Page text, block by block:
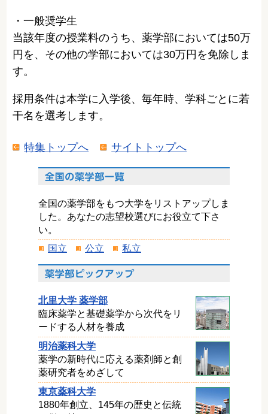
・一般奨学生
当該年度の授業料のうち、薬学部においては50万
円を、その他の学部においては30万円を免除しま
す。
採用条件は本学に入学後、毎年時、学科ごとに若
干名を選考します。
特集トップへ サイトトップへ
全国の薬学部をもつ大学をリストアップしま
した。あなたの志望校選びにお役立て下さ
い。
国立
公立 私立
北里大学 薬学部
臨床薬学と基礎薬学から次代をリ
ードする人材を養成
明治薬科大学
薬学の新時代に応える薬剤師と創
薬研究者をめざして
東京薬科大学
1880年創立、145年の歴史と伝統